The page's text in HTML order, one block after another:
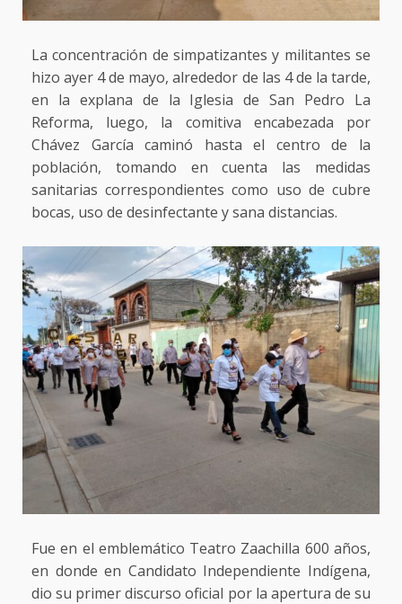
La concentración de simpatizantes y militantes se
hizo ayer 4 de mayo, alrededor de las 4 de la tarde,
en la explana de la Iglesia de San Pedro La
Reforma, luego, la comitiva encabezada por
Chávez García caminó hasta el centro de la
población, tomando en cuenta las medidas
sanitarias correspondientes como uso de cubre
bocas, uso de desinfectante y sana distancias.
Fue en el emblemático Teatro Zaachilla 600 años,
en donde en Candidato Independiente Indígena,
dio su primer discurso oficial por la apertura de su